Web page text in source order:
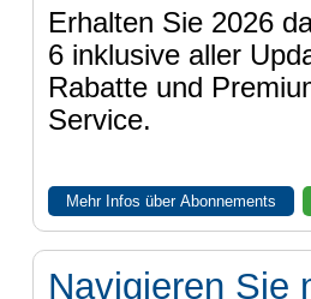
Erhalten Sie 2026
6 inklusive aller
Rabatte und
Service.
Mehr Infos über Abonnements
Navigieren Sie